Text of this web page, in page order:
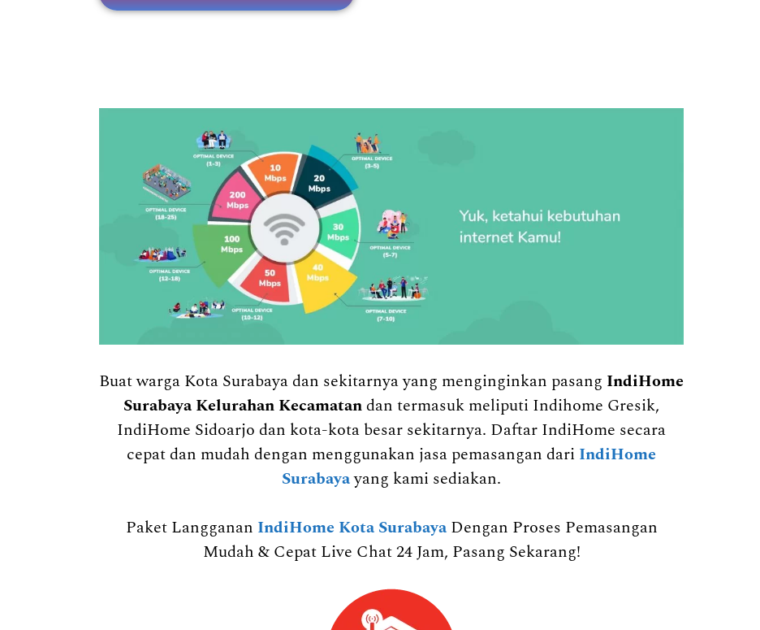
Buat warga Kota Surabaya dan sekitarnya yang menginginkan pasang IndiHome
Surabaya Kelurahan Kecamatan dan termasuk meliputi Indihome Gresik,
IndiHome Sidoarjo dan kota-kota besar sekitarnya. Daftar IndiHome secara
cepat dan mudah dengan menggunakan jasa pemasangan dari IndiHome
Surabayayang kami sediakan.
Paket Langganan IndiHome Kota SurabayaDengan Proses Pemasangan
Mudah & Cepat Live Chat 24 Jam, Pasang Sekarang!